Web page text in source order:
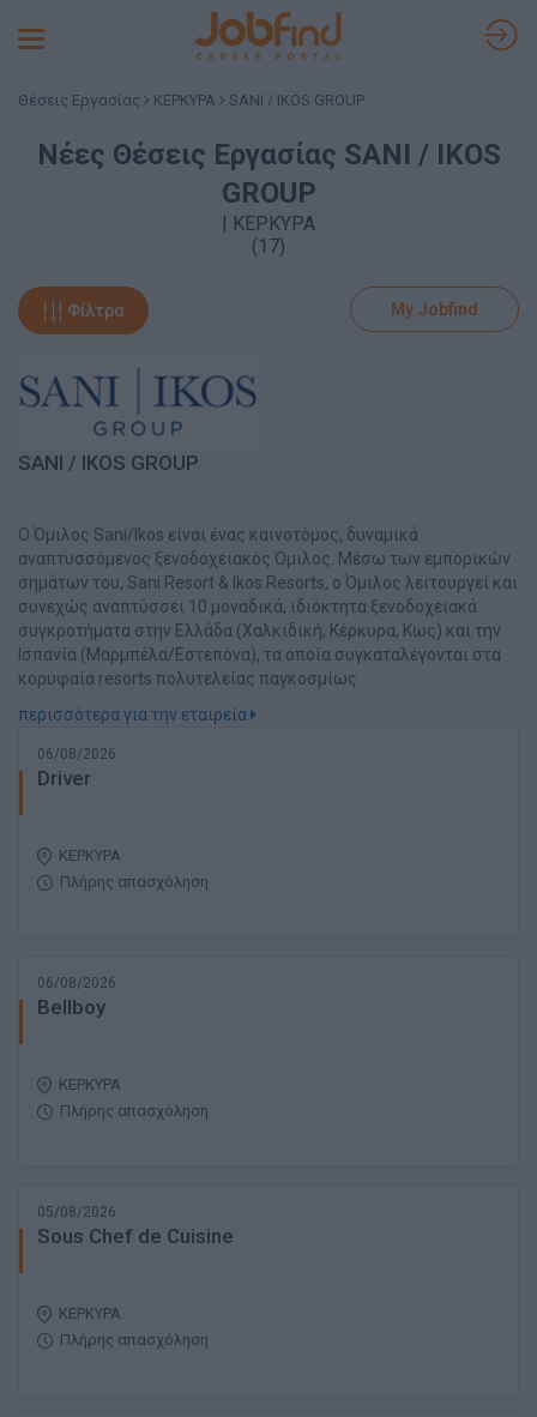
Toggle
Θέσεις Εργασίας ΚΕΡΚΥΡΑ SANI / IKOS GROUP
Νέες Θέσεις Εργασίας SANI / IKOS
GROUP
| ΚΕΡΚΥΡΑ
(17)
Φίλτρα My Jobfind
SANI / IKOS GROUP
Ο Όμιλος Sani/Ikos είναι ένας καινοτόμος, δυναμικά
αναπτυσσόμενος ξενοδοχειακός Όμιλος. Μέσω των εμπορικών
σημάτων του, Sani Resort & Ikos Resorts, o Όμιλος λειτουργεί και
συνεχώς αναπτύσσει 10 μοναδικά, ιδιόκτητα ξενοδοχειακά
συγκροτήματα στην Ελλάδα (Χαλκιδική, Κέρκυρα, Κως) και την
Ισπανία (Μαρμπέλα/Εστεπόνα), τα οποία συγκαταλέγονται στα
κορυφαία resorts πολυτελείας παγκοσμίως.
περισσότερα για την εταιρεία
06/08/2026
Driver
ΚΕΡΚΥΡΑ
Πλήρης απασχόληση
06/08/2026
Bellboy
ΚΕΡΚΥΡΑ
Πλήρης απασχόληση
05/08/2026
Sous Chef de Cuisine
ΚΕΡΚΥΡΑ
Πλήρης απασχόληση